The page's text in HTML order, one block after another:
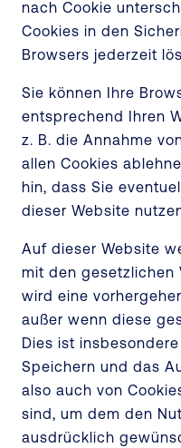
nach Cookie
Cookies in den
Browsers jederzeit
Sie können Ihre
entsprechend Ihren
z. B. die Annahme
allen Cookies
hin, dass Sie
dieser Website
Auf dieser Website
mit den gesetzlichen
wird eine
außer wenn diese
Dies ist
Speichern und das
also auch von
sind, um dem den
ausdrücklich